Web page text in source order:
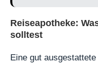
Reiseapotheke:
solltest
Eine gut